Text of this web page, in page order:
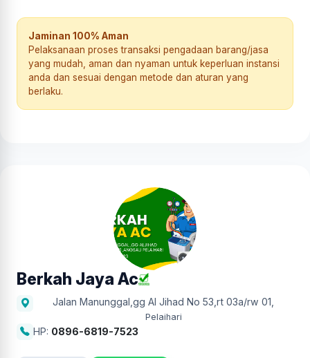
Jaminan 100% Aman
Pelaksanaan proses transaksi pengadaan barang/jasa
yang mudah, aman dan nyaman untuk keperluan instansi
anda dan sesuai dengan metode dan aturan yang
berlaku.
Berkah Jaya Ac
Jalan Manunggal,gg Al Jihad No 53,rt 03a/rw 01
Pelaihari
HP: 0896-6819-7523